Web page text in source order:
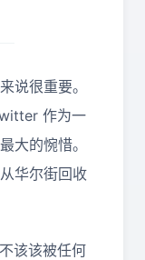
说很重要。
作为一
大的惋惜。
华尔街回收
该该被任何